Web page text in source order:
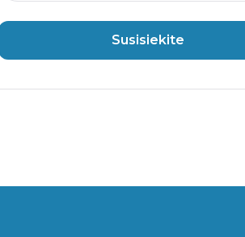
Susisiekite